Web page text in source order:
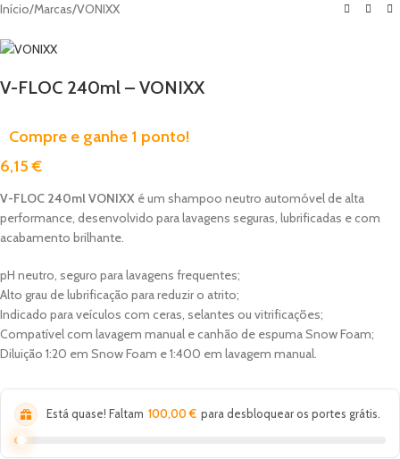
Início/Marcas/VONIXX
V-FLOC 240ml – VONIXX
Compre e ganhe 1 ponto!
6,15€
V-FLOC 240ml VONIXX é um shampoo neutro automóvel de alta
performance, desenvolvido para lavagens seguras, lubrificadas e com
acabamento brilhante.
pH neutro, seguro para lavagens frequentes;
Alto grau de lubrificação para reduzir o atrito;
Indicado para veículos com ceras, selantes ou vitrificações;
Compatível com lavagem manual e canhão de espuma Snow Foam;
Diluição 1:20 em Snow Foam e 1:400 em lavagem manual.
Está quase! Faltam 100,00€ para desbloquear os portes grátis.